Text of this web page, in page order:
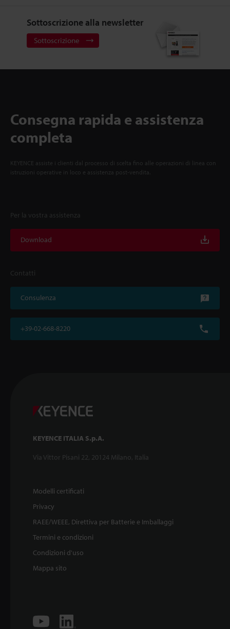
Sottoscrizione alla newsletter
Sottoscrizione
Consegna rapida e assistenza
completa
KEYENCE assiste i clienti dal processo di scelta fino alle operazioni di linea con
istruzioni operative in loco e assistenza post-vendita.
Per la vostra assistenza
Download
Contatti
Consulenza
+39-02-668-8220
KEYENCE ITALIA S.p.A.
Via Vittor Pisani 22, 20124 Milano, Italia
Modelli certificati
Privacy
RAEE/WEEE, Direttiva per Batterie e Imballaggi
Termini e condizioni
Condizioni d'uso
Mappa sito